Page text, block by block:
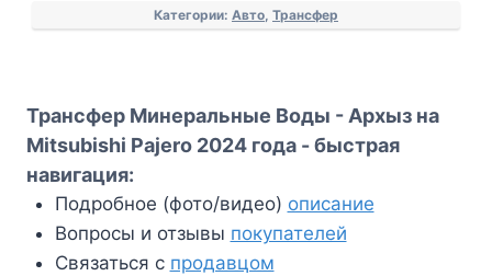
2024
года
Категории: Авто, Трансфер
Трансфер Минеральные Воды - Архыз на
Mitsubishi Pajero 2024 года - быстрая
навигация:
Подробное (фото/видео) описание
Вопросы и отзывы покупателей
Связаться с продавцом